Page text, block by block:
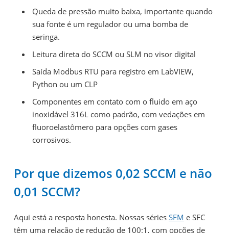
Queda de pressão muito baixa, importante quando
sua fonte é um regulador ou uma bomba de
seringa.
Leitura direta do SCCM ou SLM no visor digital
Saída Modbus RTU para registro em LabVIEW,
Python ou um CLP
Componentes em contato com o fluido em aço
inoxidável 316L como padrão, com vedações em
fluoroelastômero para opções com gases
corrosivos.
Por que dizemos 0,02 SCCM e não
0,01 SCCM?
Aqui está a resposta honesta. Nossas séries SFM e SFC
têm uma relação de redução de 100:1, com opções de